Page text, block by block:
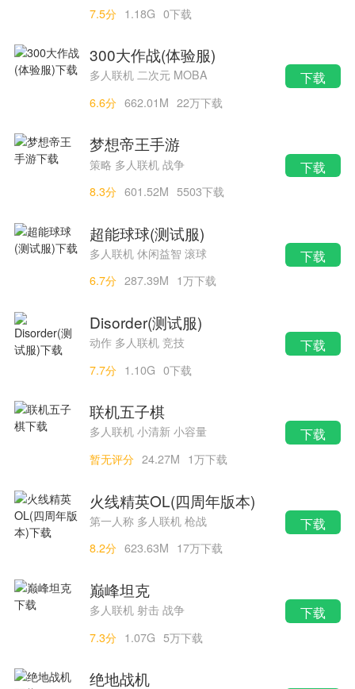
7.5分 1.18G 0下载
300大作战(体验服)
多人联机 二次元 MOBA
6.6分 662.01M 22万下载
下载
梦想帝王手游
策略 多人联机 战争
8.3分 601.52M 5503下载
下载
超能球球(测试服)
多人联机 休闲益智 滚球
6.7分 287.39M 1万下载
下载
Disorder(测试服)
动作 多人联机 竞技
7.7分 1.10G 0下载
下载
联机五子棋
多人联机 小清新 小容量
暂无评分 24.27M 1万下载
下载
火线精英OL(四周年版本)
第一人称 多人联机 枪战
8.2分 623.63M 17万下载
下载
巅峰坦克
多人联机 射击 战争
7.3分 1.07G 5万下载
下载
绝地战机